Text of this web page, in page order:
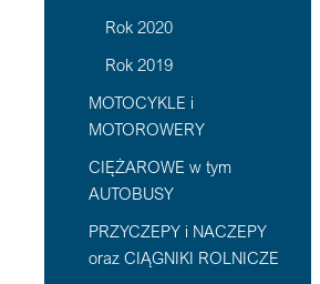
Rok 2020
Rok 2019
MOTOCYKLE i
MOTOROWERY
CIĘŻAROWE w tym
AUTOBUSY
PRZYCZEPY i NACZEPY
oraz CIĄGNIKI ROLNICZE